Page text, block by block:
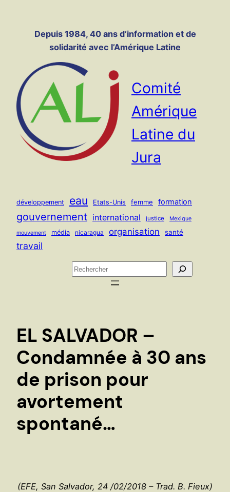
contenuDepuis 1984, 40 ans d’information et de
solidarité avec l’Amérique Latine
Comité
Amérique
Latine du
Jura
développement eau Etats-Unis femme formation
gouvernement international justice Mexique
mouvement média nicaragua organisation santé
travail
R
h
e
r
EL SALVADOR –
Condamnée à 30 ans
de prison pour
avortement
spontané…
(EFE, San Salvador, 24 /02/2018 – Trad. B. Fieux)